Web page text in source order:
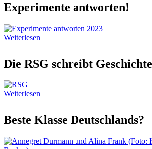
Experimente antworten!
Weiterlesen
Die RSG schreibt Geschichte
Weiterlesen
Beste Klasse Deutschlands?